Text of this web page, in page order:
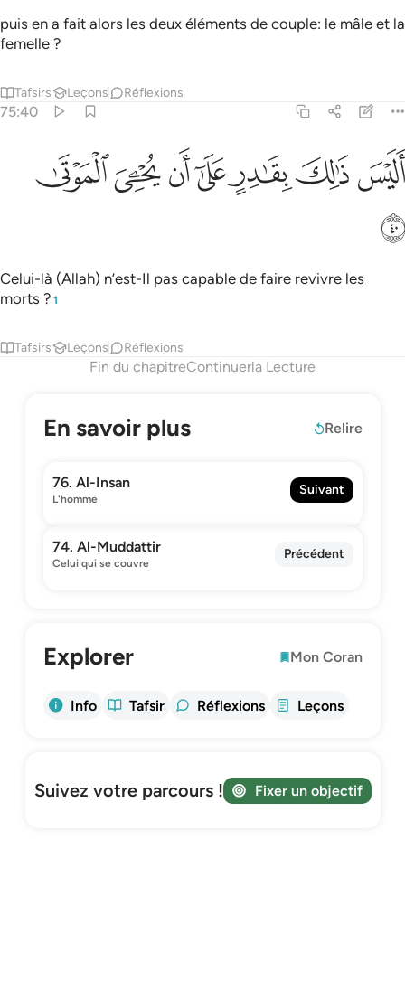
puis en a fait alors les deux éléments de couple: le mâle et la
femelle ?
Tafsirs Leçons Réflexions
75:40
اليس ذالك بقادر على ان يحيي الموتى ٤٠
أَلَيْسَ ذَٰلِكَ بِقَـٰدِرٍ عَلَىٰٓ أَن يُحْـِۧىَ ٱلْمَوْتَىٰ ٤٠
ﲣﲤﲥﲦﲧﲨﲩ
ﲪ
Celui-là (Allah) n’est-Il pas capable de faire revivre les
morts ? 1
Tafsirs Leçons Réflexions
Fin du chapitreContinuerla Lecture
En savoir plus Relire
76. Al-Insan
L'homme
Suivant
74. Al-Muddattir
Celui qui se couvre
Précédent
Explorer Mon Coran
Info Tafsir Réflexions Leçons
Suivez votre parcours ! Fixer un objectif